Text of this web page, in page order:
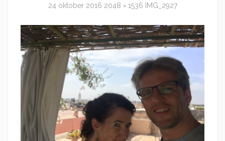
24 oktober 2016 2048 × 1536 IMG_2927